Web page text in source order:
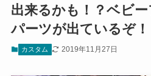
出来るかも！？ベビ
パーツが出ているぞ！
カスタム 2019年11月27日